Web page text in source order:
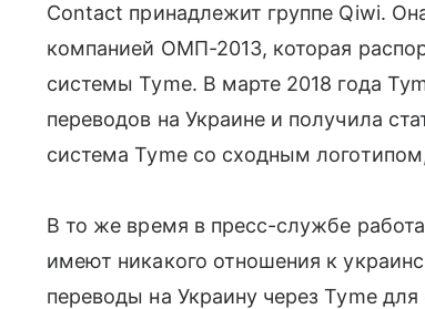
Contact принадлежит группе Qiwi.
компанией ОМП-2013, которая
системы Tyme. В марте 2018 года
переводов на Украине и получила
система Tyme со сходным
В то же время в пресс-службе
имеют никакого отношения к
переводы на Украину через Tyme